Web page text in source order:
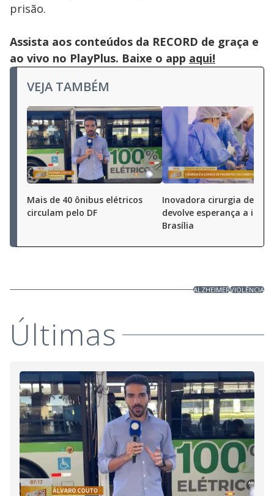
prisão.
Assista aos conteúdos da RECORD de graça e
ao vivo no PlayPlus. Baixe o app aqui!
VEJA TAMBÉM
Mais de 40 ônibus elétricos
circulam pelo DF
Inovadora cirurgia de
devolve esperança a
Brasília
ALZHEIMERVIOLÊNCIA
Últimas